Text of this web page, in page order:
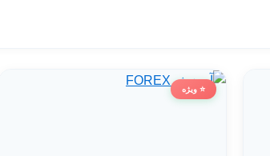
⭐ ویژه